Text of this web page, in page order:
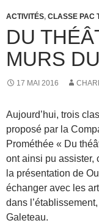
ACTIVITÉS, CLASSE PAC
DU
MURS
17 MAI 2016
Aujourd’hui, trois
proposé par la
Prométhée « Du
ont ainsi pu assister,
la présentation de
échanger avec les
dans
Galeteau.